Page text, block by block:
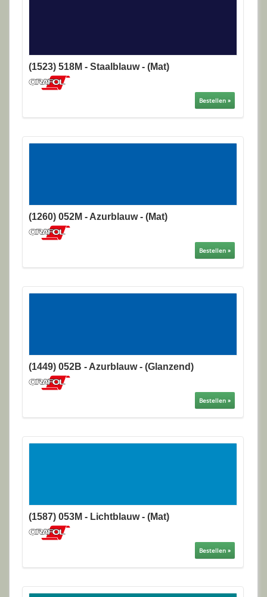
(1523) 518M - Staalblauw - (Mat)
Bestellen »
(1260) 052M - Azurblauw - (Mat)
Bestellen »
(1449) 052B - Azurblauw - (Glanzend)
Bestellen »
(1587) 053M - Lichtblauw - (Mat)
Bestellen »